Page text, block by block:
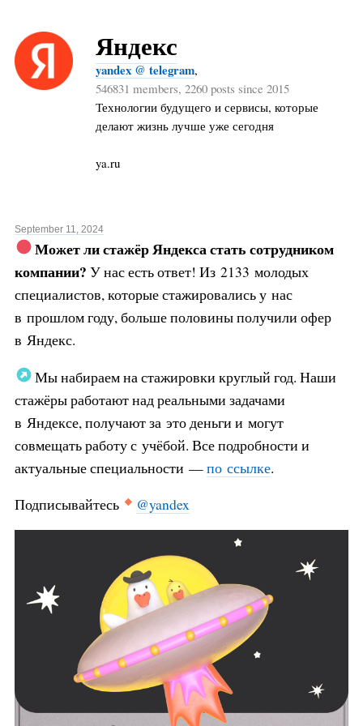
Яндекс
yandex @ telegram,
546831 members, 2260 posts since 2015
Технологии будущего и сервисы, которые
делают жизнь лучше уже сегодня
ya.ru
September 11, 2024
Может ли стажёр Яндекса стать сотрудником
компании? У нас есть ответ! Из 2133 молодых
специалистов, которые стажировались у нас
в прошлом году, больше половины получили офер
в Яндекс.
Мы набираем на стажировки круглый год. Наши
стажёры работают над реальными задачами
в Яндексе, получают за это деньги и могут
совмещать работу с учёбой. Все подробности и
актуальные специальности —по ссылке.
Подписывайтесь
@yandex